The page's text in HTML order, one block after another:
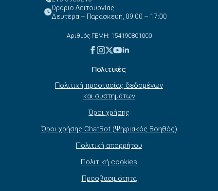
Ωράριο Λειτουργίας:
Δευτέρα – Παρασκευή, 09:00 – 17:00
Αριθμός ΓΕΜΗ: 154190801000
Πολιτικές
Πολιτική προστασίας δεδομένων
και συστημάτων
Όροι χρήσης
Όροι χρήσης ChatBot (Ψηφιακός Βοηθός)
Πολιτική απορρήτου
Πολιτική cookies
Προσβασιμότητα